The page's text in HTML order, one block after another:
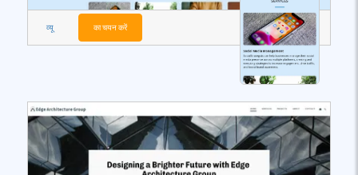
व्यू का चयन करें